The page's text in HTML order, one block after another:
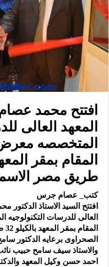
افتتح محمد
المعهد العالى
المتخصصه
طريق مصر
كتب_ عصام جرس
افتتح السيد الاستاذ الدكتور
العالى للدرسات
الصحراوى برعايه الدكتور
والاستاذ سيف سامح حبيب
احمد حسن وكيل المعهد